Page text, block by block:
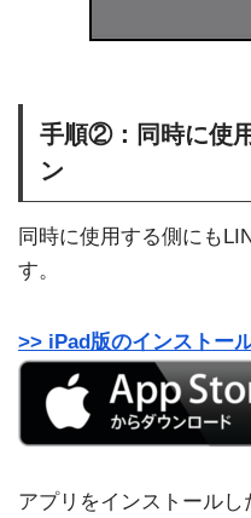
手順②：同時に使
ン
同時に使用する側にも
す。
>> iPad版のインストー
アプリをインストール